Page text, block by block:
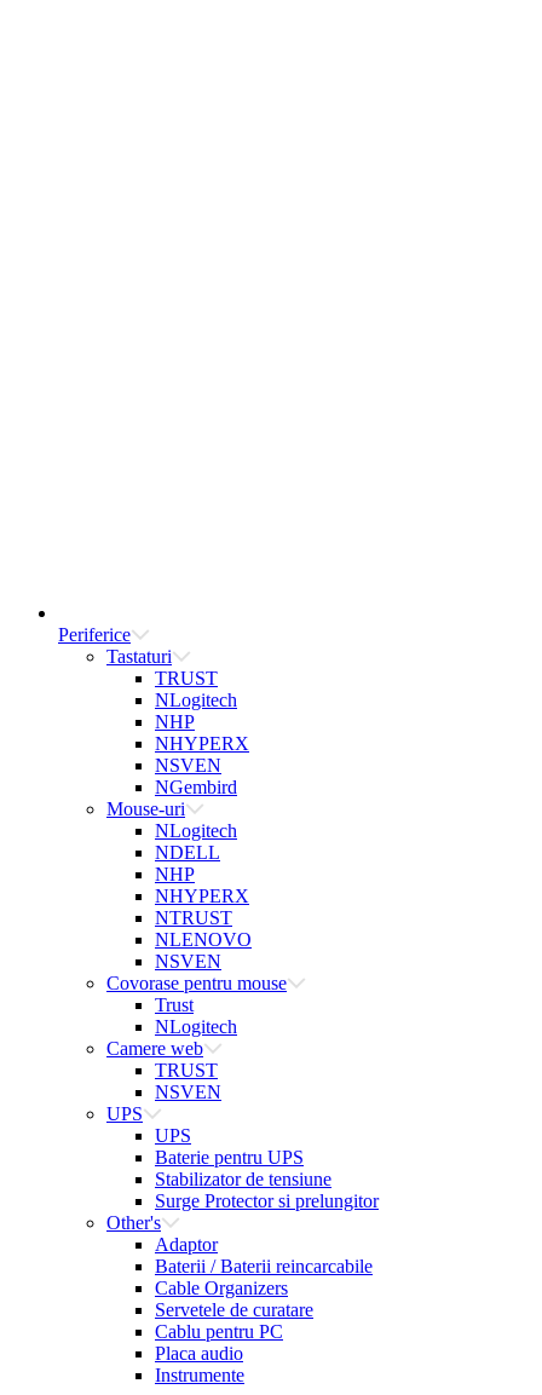
Periferice
Tastaturi
TRUST
NLogitech
NHP
NHYPERX
NSVEN
NGembird
Mouse-uri
NLogitech
NDELL
NHP
NHYPERX
NTRUST
NLENOVO
NSVEN
Covorase pentru mouse
Trust
NLogitech
Camere web
TRUST
NSVEN
UPS
UPS
Baterie pentru UPS
Stabilizator de tensiune
Surge Protector si prelungitor
Other's
Adaptor
Baterii / Baterii reincarcabile
Cable Organizers
Servetele de curatare
Cablu pentru PC
Placa audio
Instrumente